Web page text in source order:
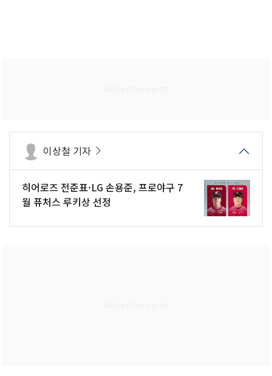
이상철 기자
히어로즈 전준표·LG 손용준, 프로야구 7
월 퓨처스 루키상 선정